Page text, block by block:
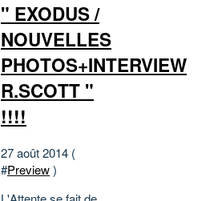
" EXODUS /
NOUVELLES
PHOTOS+INTERVIEW
R.SCOTT "
!!!!
27 août 2014 (
#Preview)